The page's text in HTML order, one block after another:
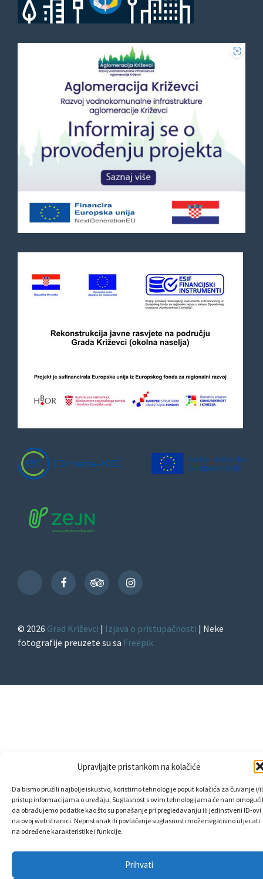
Upravljajte pristankom na kolačiće
Da bismo pružili najbolje iskustvo, koristimo tehnologije poput kolačića za čuvanje i/
pristup informacijama o uređaju. Suglasnost s ovim tehnologijama će nam
da obrađujemo podatke kao što su ponašanje pri pregledavanju ili jedinstveni ID-ovi
na ovoj web stranici. Nepristanak ili povlačenje suglasnosti može negativno utjecati
na određene karakteristike i funkcije.
Prihvati
TikTok
FacebookTripAdvisorInstagram
© 2026 Grad Križevci | Izjava o pristupačnosti | Neke
fotografije preuzete su sa Freepik